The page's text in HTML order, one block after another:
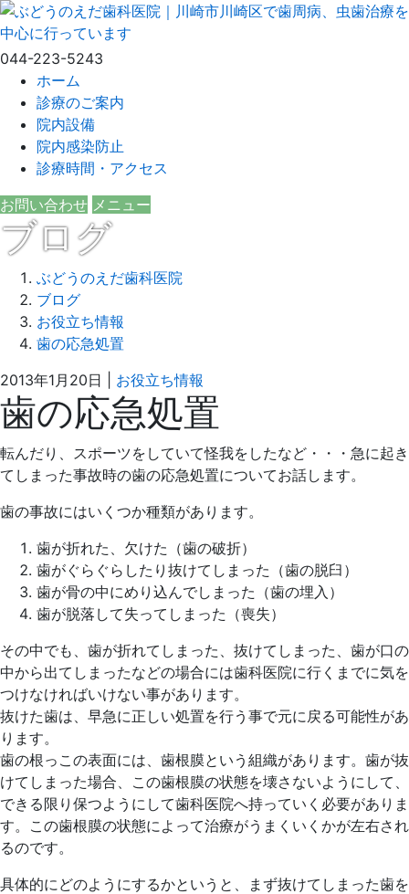
044-223-5243
ホーム
診療のご案内
院内設備
院内感染防止
診療時間・アクセス
お問い合わせ メニュー
ブログ
ぶどうのえだ歯科医院
ブログ
お役立ち情報
歯の応急処置
2013年1月20日
お役立ち情報
年
4
月
6
ど
う
の
え
歯
医
院
歯の応急処置
転んだり、スポーツをしていて怪我をしたなど・・・急に起き
てしまった事故時の歯の応急処置についてお話します。
歯の事故にはいくつか種類があります。
歯が折れた、欠けた（歯の破折）
歯がぐらぐらしたり抜けてしまった（歯の脱臼）
歯が骨の中にめり込んでしまった（歯の埋入）
歯が脱落して失ってしまった（喪失）
その中でも、歯が折れてしまった、抜けてしまった、歯が口の
中から出てしまったなどの場合には歯科医院に行くまでに気を
つけなければいけない事があります。
抜けた歯は、早急に正しい処置を行う事で元に戻る可能性があ
ります。
歯の根っこの表面には、歯根膜という組織があります。歯が抜
けてしまった場合、この歯根膜の状態を壊さないようにして、
できる限り保つようにして歯科医院へ持っていく必要がありま
す。この歯根膜の状態によって治療がうまくいくかが左右され
るのです。
具体的にどのようにするかというと、まず抜けてしまった歯を